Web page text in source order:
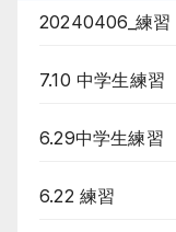
20240406_練習
7.10 中学生練習
6.29中学生練習
6.22 練習